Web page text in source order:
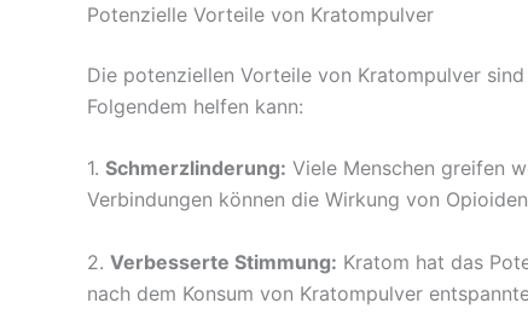
Potenzielle Vorteile von Kratompulver
Die potenziellen Vorteile von Kratompulver
Folgendem helfen kann:
1. Schmerzlinderung: Viele Menschen greifen
Verbindungen können die Wirkung von
2. Verbesserte Stimmung: Kratom hat das
nach dem Konsum von Kratompulver